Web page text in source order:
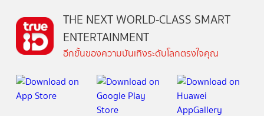
THE NEXT WORLD-CLASS SMART
ENTERTAINMENT
อีกขั้นของความบันเทิงระดับโลกตรงใจคุณ